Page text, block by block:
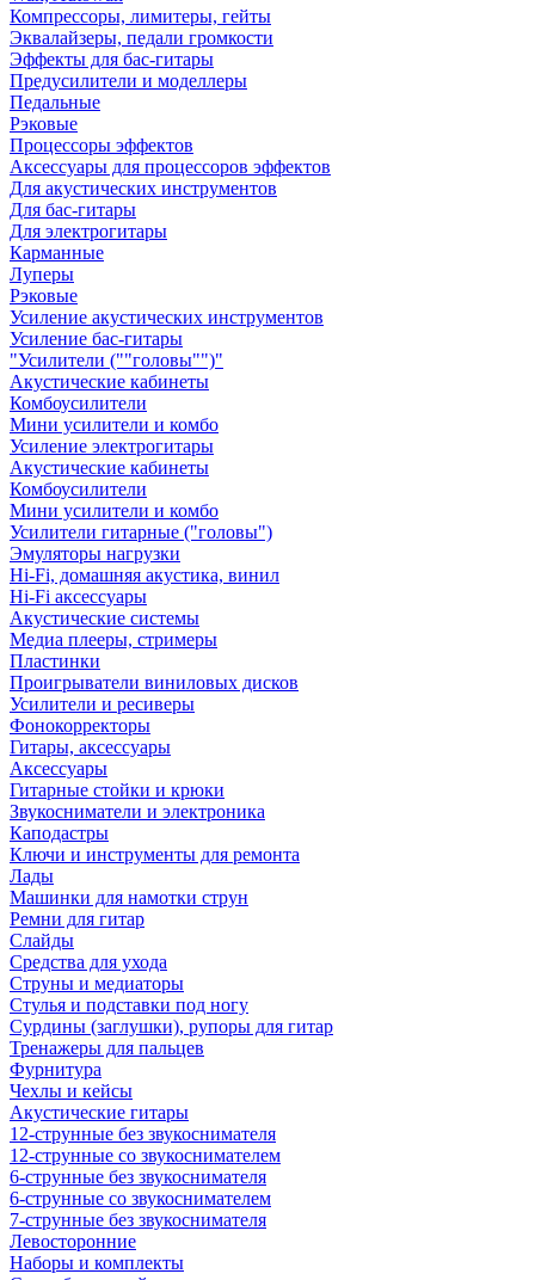
Компрессоры, лимитеры, гейты
Эквалайзеры, педали громкости
Эффекты для бас-гитары
Предусилители и моделлеры
Педальные
Рэковые
Процессоры эффектов
Аксессуары для процессоров эффектов
Для акустических инструментов
Для бас-гитары
Для электрогитары
Карманные
Луперы
Рэковые
Усиление акустических инструментов
Усиление бас-гитары
"Усилители (""головы"")"
Акустические кабинеты
Комбоусилители
Мини усилители и комбо
Усиление электрогитары
Акустические кабинеты
Комбоусилители
Мини усилители и комбо
Усилители гитарные ("головы")
Эмуляторы нагрузки
Hi-Fi, домашняя акустика, винил
Hi-Fi аксессуары
Акустические системы
Медиа плееры, стримеры
Пластинки
Проигрыватели виниловых дисков
Усилители и ресиверы
Фонокорректоры
Гитары, аксессуары
Аксессуары
Гитарные стойки и крюки
Звукосниматели и электроника
Каподастры
Ключи и инструменты для ремонта
Лады
Машинки для намотки струн
Ремни для гитар
Слайды
Средства для ухода
Струны и медиаторы
Стулья и подставки под ногу
Сурдины (заглушки), рупоры для гитар
Тренажеры для пальцев
Фурнитура
Чехлы и кейсы
Акустические гитары
12-струнные без звукоснимателя
12-струнные со звукоснимателем
6-струнные без звукоснимателя
6-струнные со звукоснимателем
7-струнные без звукоснимателя
Левосторонние
Наборы и комплекты